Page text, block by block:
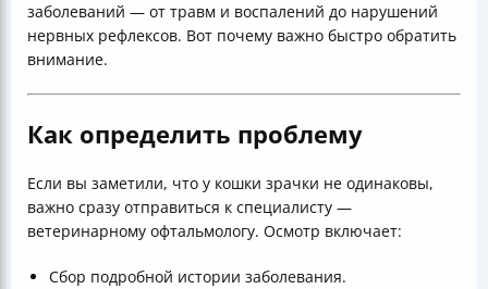
заболеваний — от травм и воспалений до нарушений
нервных рефлексов. Вот почему важно быстро обратить
внимание.
Как определить проблему
Если вы заметили, что у кошки зрачки не одинаковы,
важно сразу отправиться к специалисту —
ветеринарному офтальмологу. Осмотр включает:
Сбор подробной истории заболевания.